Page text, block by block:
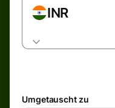
INR
Umgetauscht zu